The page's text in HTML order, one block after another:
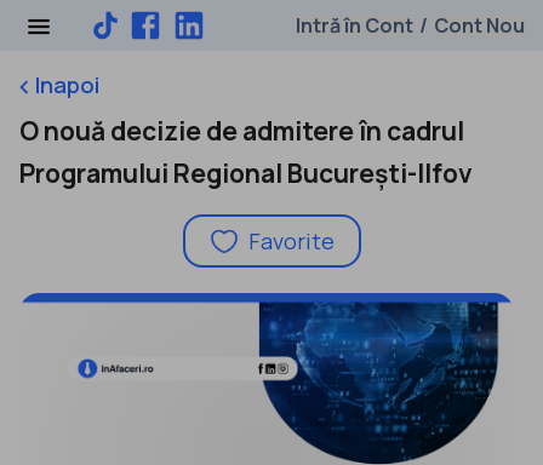
Intră în Cont / Cont Nou
keyboard_arrow_leftInapoi
O nouă decizie de admitere în cadrul
Programului Regional București-Ilfov
Favorite